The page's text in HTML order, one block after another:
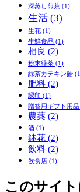
深蒸し煎茶 (1)
生活 (3)
生花 (1)
生鮮食品 (1)
相良 (2)
粉末緑茶 (1)
緑茶カテキン飴
肥料 (2)
認印 (1)
贈答用ギフト用品
農薬 (2)
酒 (1)
鉢花 (2)
飲料 (2)
飲食店 (1)
このサイ